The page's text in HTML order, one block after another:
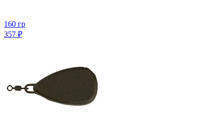
160 гр
357 ₽